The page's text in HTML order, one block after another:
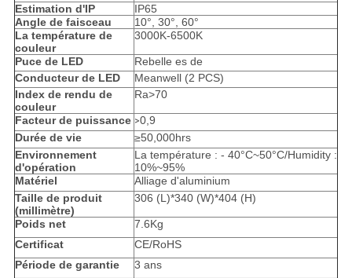
Estimation d'IP
IP65
Angle de faisceau
10°, 30°, 60°
La température de
couleur
3000K-6500K
Puce de LED
Rebelle es de
Conducteur de LED
Meanwell (2 PCS)
Index de rendu de
couleur
Ra>70
Facteur de puissance >0,9
Durée de vie
≥50,000hrs
Environnement
d'opération
La température : - 40°C~50°C/Humidity :
10%~95%
Matériel
Alliage d'aluminium
Taille de produit
(millimètre)
306 (L)*340 (W)*404 (H)
Poids net
7.6Kg
Certificat
CE/RoHS
Période de garantie
3 ans